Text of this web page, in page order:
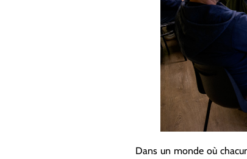
Dans un monde où